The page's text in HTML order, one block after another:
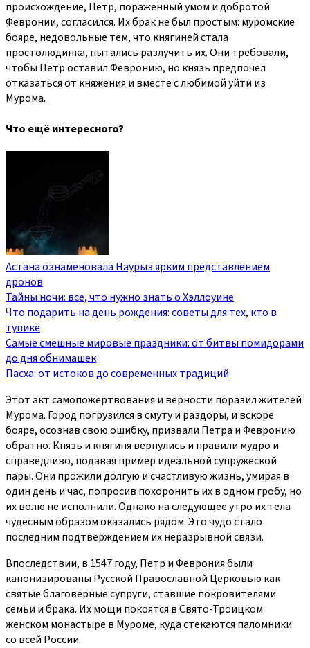
происхождение, Петр, пораженный умом и добротой
Февронии, согласился. Их брак не был простым: муромские
бояре, недовольные тем, что княгиней стала
простолюдинка, пытались разлучить их. Они требовали,
чтобы Петр оставил Февронию, но князь предпочел
отказаться от княжения и вместе с любимой уйти из
Мурома.
Что ещё интересного?
Астана ознаменовала Наурыз ярким представлением
дронов
Тайны ночи: все, что нужно знать о Хэллоуине
Что подарить на день рождения: советы для тех, кто в
тупике
Самые смешные мировые праздники: от битвы помидорами
до дня обнимашек
Пасха: от истоков до современных традиций
Этот акт самопожертвования и верности поразил жителей
Мурома. Город погрузился в смуту и раздоры, и вскоре
бояре, осознав свою ошибку, призвали Петра и Февронию
обратно. Князь и княгиня вернулись и правили мудро и
справедливо, подавая пример идеальной супружеской
пары. Они прожили долгую и счастливую жизнь, умирая в
один день и час, попросив похоронить их в одном гробу, но
их волю не исполнили. Однако на следующее утро их тела
чудесным образом оказались рядом. Это чудо стало
последним подтверждением их неразрывной связи.
Впоследствии, в 1547 году, Петр и Феврония были
канонизированы Русской Православной Церковью как
святые благоверные супруги, ставшие покровителями
семьи и брака. Их мощи покоятся в Свято-Троицком
женском монастыре в Муроме, куда стекаются паломники
со всей России.